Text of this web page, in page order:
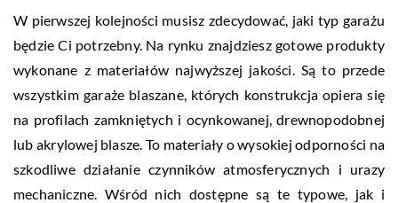
W pierwszej kolejności musisz zdecydować, jaki typ garażu
będzie Ci potrzebny. Na rynku znajdziesz gotowe produkty
wykonane z materiałów najwyższej jakości. Są to przede
wszystkim garaże blaszane, których konstrukcja opiera się
na profilach zamkniętych i ocynkowanej, drewnopodobnej
lub akrylowej blasze. To materiały o wysokiej odporności na
szkodliwe działanie czynników atmosferycznych i urazy
mechaniczne. Wśród nich dostępne są te typowe, jak i